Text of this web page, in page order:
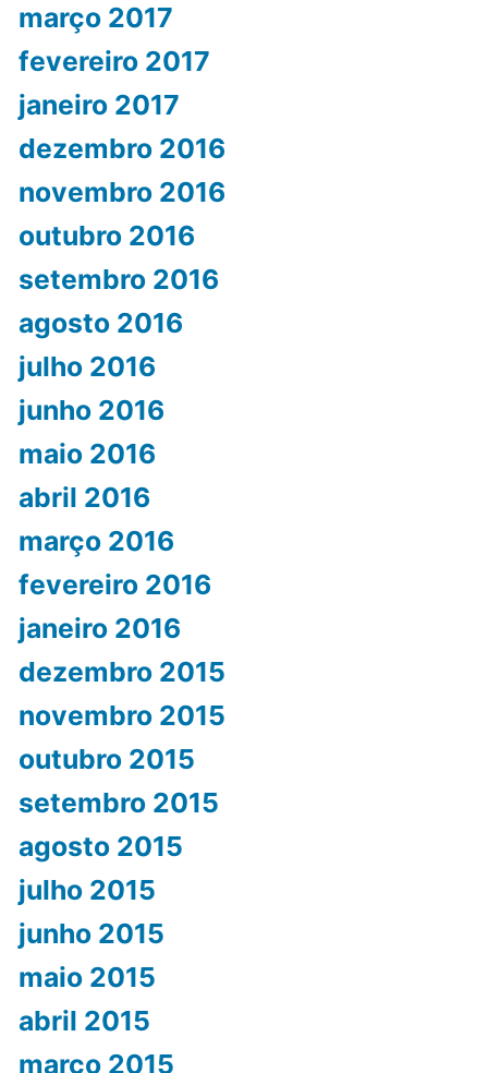
março 2017
fevereiro 2017
janeiro 2017
dezembro 2016
novembro 2016
outubro 2016
setembro 2016
agosto 2016
julho 2016
junho 2016
maio 2016
abril 2016
março 2016
fevereiro 2016
janeiro 2016
dezembro 2015
novembro 2015
outubro 2015
setembro 2015
agosto 2015
julho 2015
junho 2015
maio 2015
abril 2015
março 2015